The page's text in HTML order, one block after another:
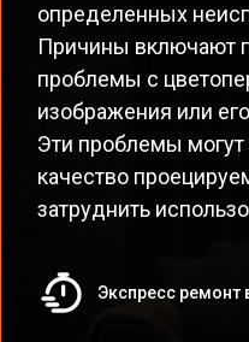
определенных
Причины включают
проблемы с
изображения или
Эти проблемы могут
качество
затруднить
Экспресс ремонт